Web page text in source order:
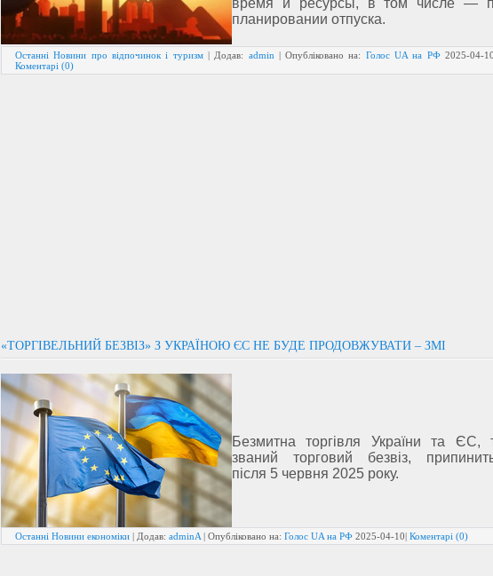
время и ресурсы, в том числе —
планировании отпуска.
Останні Новини про відпочинок і туризм| Додав: admin | Опубліковано на: Голос UA на РФ 2025-04-10
Коментарі (0)
«ТОРГІВЕЛЬНИЙ БЕЗВІЗ» З УКРАЇНОЮ ЄС НЕ БУДЕ ПРОДОВЖУВАТИ – ЗМІ
Безмитна торгівля України та ЄС,
званий торговий безвіз,
після 5 червня 2025 року.
Останні Новини економіки | Додав: adminA | Опубліковано на: Голос UA на РФ 2025-04-10| Коментарі (0)